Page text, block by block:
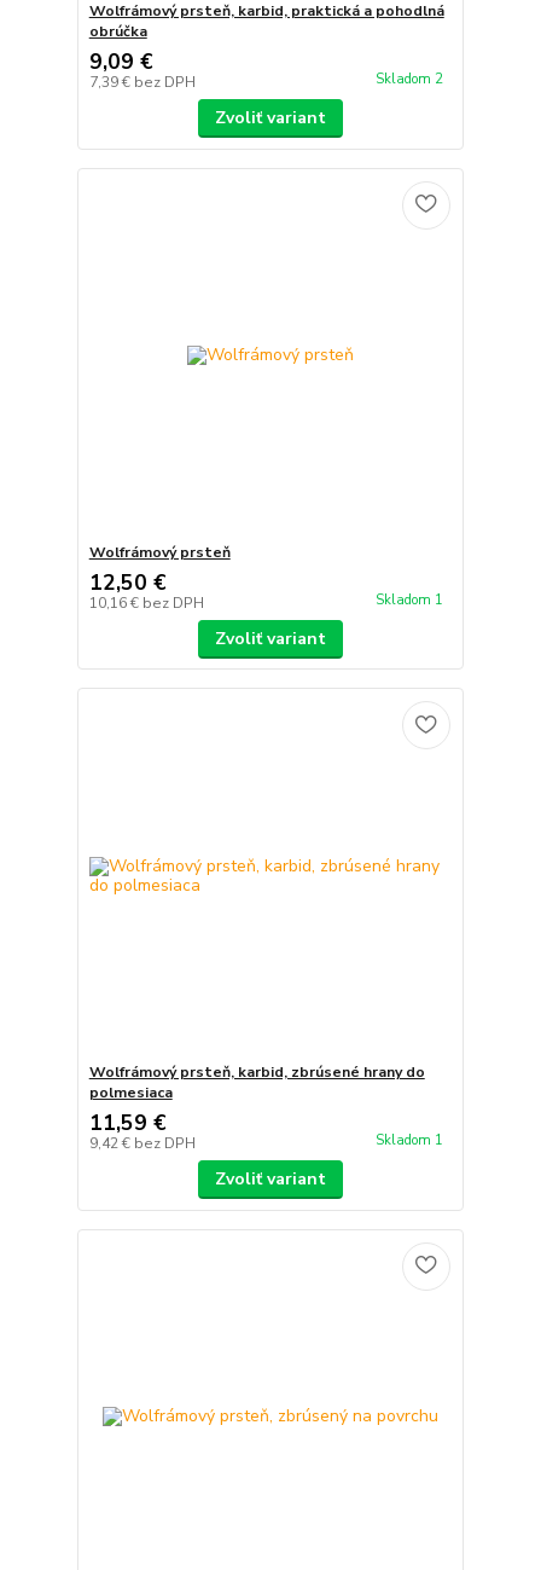
Wolfrámový prsteň, karbid, praktická a pohodlná
obrúčka
9,09 €
7,39 € bez DPH Skladom 2
Zvoliť variant
Wolfrámový prsteň
12,50 €
10,16 € bez DPH Skladom 1
Zvoliť variant
Wolfrámový prsteň, karbid, zbrúsené hrany do
polmesiaca
11,59 €
9,42 € bez DPH Skladom 1
Zvoliť variant